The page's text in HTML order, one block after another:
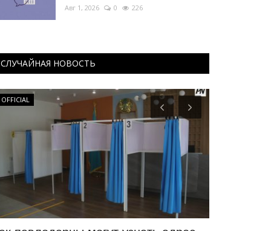
Авг 1, 2026 0 226
СЛУЧАЙНАЯ НОВОСТЬ
OFFICIAL